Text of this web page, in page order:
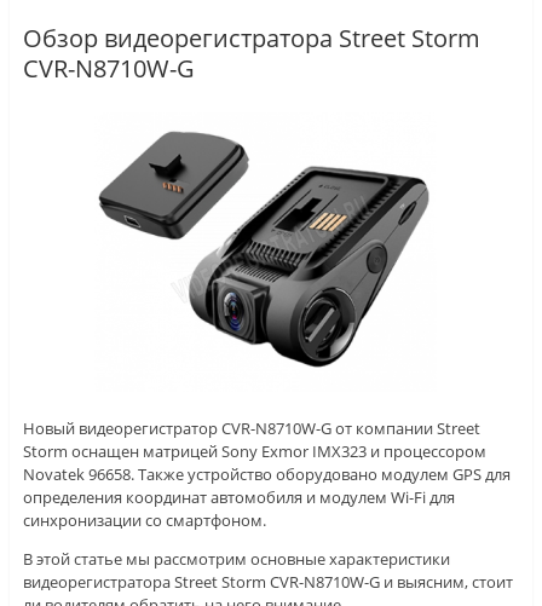
Обзор видеорегистратора Street Storm
CVR-N8710W-G
Новый видеорегистратор CVR-N8710W-G от компании Street
Storm оснащен матрицей Sony Exmor IMX323 и процессором
Novatek 96658. Также устройство оборудовано модулем GPS для
определения координат автомобиля и модулем Wi-Fi для
синхронизации со смартфоном.
В этой статье мы рассмотрим основные характеристики
видеорегистратора Street Storm CVR-N8710W-G и выясним, стоит